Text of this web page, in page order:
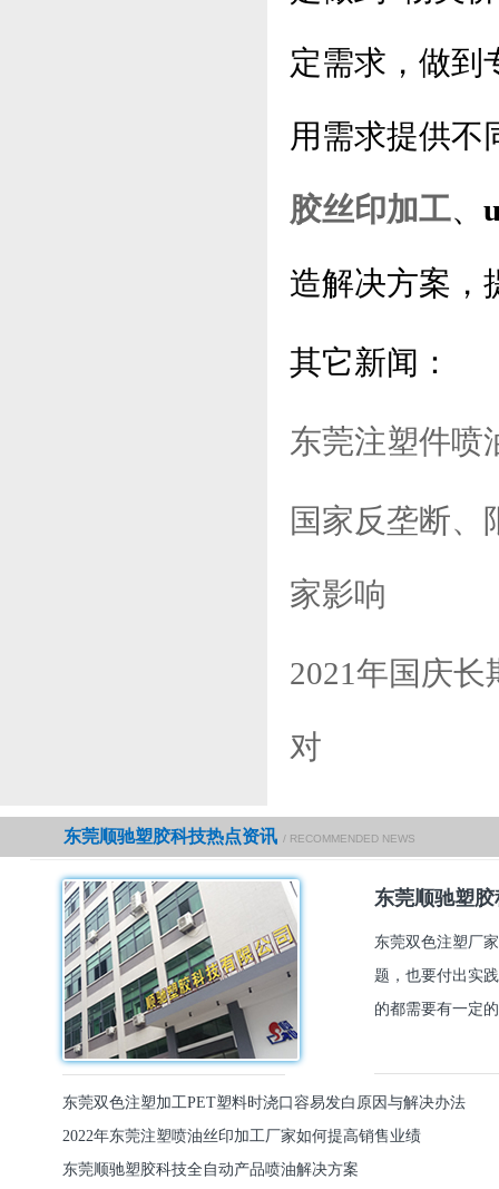
定需求，做到
用需求提供不
胶丝印加工、
造解决方案，
其它新闻：
东莞注塑件喷
国家反垄断、
家影响
2021年国庆
对
东莞顺驰塑胶科技热点资讯 / RECOMMENDED NEWS
东莞顺驰塑
东莞双色注塑厂
题，也要付出实
的都需要有一定
东莞双色注塑加工PET塑料时浇口容易发白原因与解决办法
2022年东莞注塑喷油丝印加工厂家如何提高销售业绩
东莞顺驰塑胶科技全自动产品喷油解决方案